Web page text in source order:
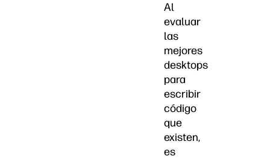
Al
evaluar
las
mejores
desktops
para
escribir
código
que
existen,
es